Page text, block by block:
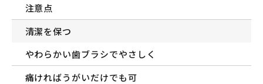
注意点
清潔を保つ
やわらかい歯ブラシでやさしく
痛ければうがいだけでも可